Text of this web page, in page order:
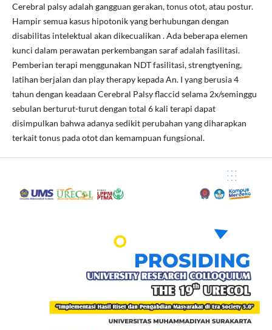
Cerebral palsy adalah gangguan gerakan, tonus otot, atau postur.
Hampir semua kasus hipotonik yang berhubungan dengan
disabilitas intelektual akan dikecualikan . Ada beberapa elemen
kunci dalam perawatan perkembangan saraf adalah fasilitasi.
Pemberian terapi menggunakan NDT fasilitasi, strengtyening,
latihan berjalan dan play therapy kepada An. I yang berusia 4
tahun dengan keadaan Cerebral Palsy flaccid selama 2x/seminggu
sebulan berturut-turut dengan total 6 kali terapi dapat
disimpulkan bahwa adanya sedikit perubahan yang diharapkan
terkait tonus pada otot dan kemampuan fungsional.